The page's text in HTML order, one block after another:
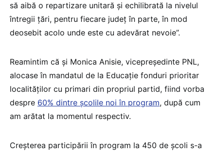
să aibă o repartizare unitară și echilibrată la nivelul
întregii țări, pentru fiecare județ în parte, în mod
deosebit acolo unde este cu adevărat nevoie”.
Reamintim că și Monica Anisie, vicepreședinte PNL,
alocase în mandatul de la Educație fonduri prioritar
localităților cu primari din propriul partid, fiind vorba
despre 60% dintre școlile noi în program, după cum
am arătat la momentul respectiv.
Creșterea participării în program la 450 de școli s-a